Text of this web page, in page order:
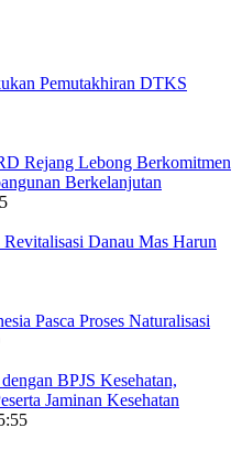
Pemutakhiran DTKS
Rejang Lebong Berkomitmen
Berkelanjutan
Danau Mas Harun
Pasca Proses Naturalisasi
BPJS Kesehatan,
Jaminan Kesehatan